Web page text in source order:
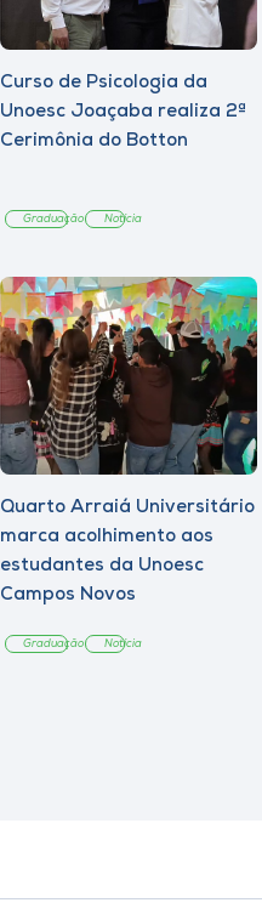
Curso de Psicologia da
Unoesc Joaçaba realiza 2ª
Cerimônia do Botton
Graduação Notícia
Quarto Arraiá Universitário
marca acolhimento aos
estudantes da Unoesc
Campos Novos
Graduação Notícia